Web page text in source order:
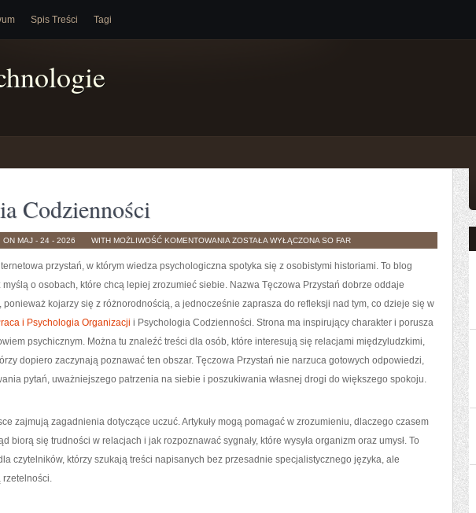
Spis Treści Tagi
Codzienności
ON MAJ - 24 - 2026 WITH MOŻLIWOŚĆ KOMENTOWANIA PSYCHOLOGIA
CODZIENNOŚCI
ZOSTAŁA WYŁĄCZONA SO FAR
przystań, w którym wiedza psychologiczna spotyka się z osobistymi historiami. To blog
o osobach, które chcą lepiej zrozumieć siebie. Nazwa Tęczowa Przystań dobrze oddaje
ponieważ kojarzy się z różnorodnością, a jednocześnie zaprasza do refleksji nad tym, co dzieje się w
i Psychologia Organizacji i Psychologia Codzienności. Strona ma inspirujący charakter i porusza
psychicznym. Można tu znaleźć treści dla osób, które interesują się relacjami międzyludzkimi,
dopiero zaczynają poznawać ten obszar. Tęczowa Przystań nie narzuca gotowych odpowiedzi,
pytań, uważniejszego patrzenia na siebie i poszukiwania własnej drogi do większego spokoju.
zajmują zagadnienia dotyczące uczuć. Artykuły mogą pomagać w zrozumieniu, dlaczego czasem
biorą się trudności w relacjach i jak rozpoznawać sygnały, które wysyła organizm oraz umysł. To
czytelników, którzy szukają treści napisanych bez przesadnie specjalistycznego języka, ale
rzetelności.